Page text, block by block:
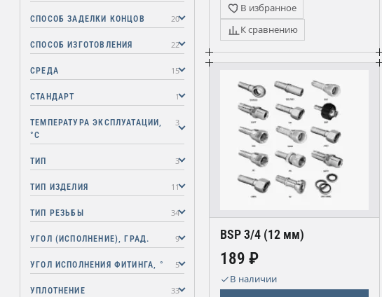
СПОСОБ ЗАДЕЛКИ КОНЦОВ 20
СПОСОБ ИЗГОТОВЛЕНИЯ 22
СРЕДА 15
СТАНДАРТ 1
ТЕМПЕРАТУРА ЭКСПЛУАТАЦИИ,
°C
3
ТИП 3
ТИП ИЗДЕЛИЯ 11
ТИП РЕЗЬБЫ 34
УГОЛ (ИСПОЛНЕНИЕ), ГРАД. 9
УГОЛ ИСПОЛНЕНИЯ ФИТИНГА, ° 5
УПЛОТНЕНИЕ 33
В избранное
К сравнению
BSP 3/4 (12 мм)
189 ₽
В наличии